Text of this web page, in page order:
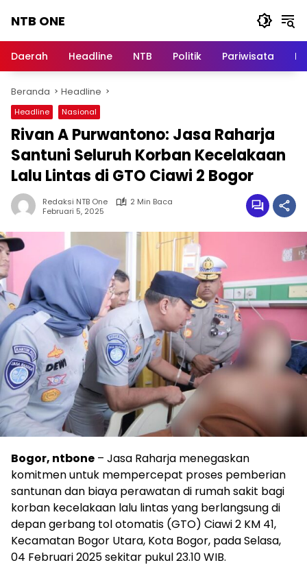
NTB ONE
dan
Berita
Lombok
Daerah Headline NTB Politik Pariwisata
Beranda Headline
Headline Nasional
Rivan A Purwantono: Jasa Raharja
Santuni Seluruh Korban Kecelakaan
Lalu Lintas di GTO Ciawi 2 Bogor
Redaksi NTB One
2 Min Baca
Februari 5, 2025
Bogor, ntbone – Jasa Raharja menegaskan
komitmen untuk mempercepat proses pemberian
santunan dan biaya perawatan di rumah sakit bagi
korban kecelakaan lalu lintas yang berlangsung di
depan gerbang tol otomatis (GTO) Ciawi 2 KM 41,
Kecamatan Bogor Utara, Kota Bogor, pada Selasa,
04 Februari 2025 sekitar pukul 23.10 WIB.